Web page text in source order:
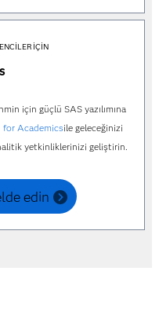
IÇIN
için güçlü SAS yazılımına
for Academicsile geleceğinizi
yetkinliklerinizi geliştirin.
edin